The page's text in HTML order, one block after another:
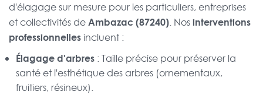
d'élagage sur mesure pour les particuliers, entreprises
et collectivités deAmbazac (87240). Nosinterventions
professionnellesincluent :
Élagage d'arbres : Taille précise pour préserver la
santé et l'esthétique des arbres (ornementaux,
fruitiers, résineux).